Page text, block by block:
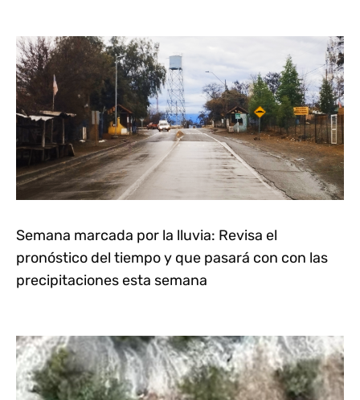
Semana marcada por la lluvia: Revisa el
pronóstico del tiempo y que pasará con con las
precipitaciones esta semana